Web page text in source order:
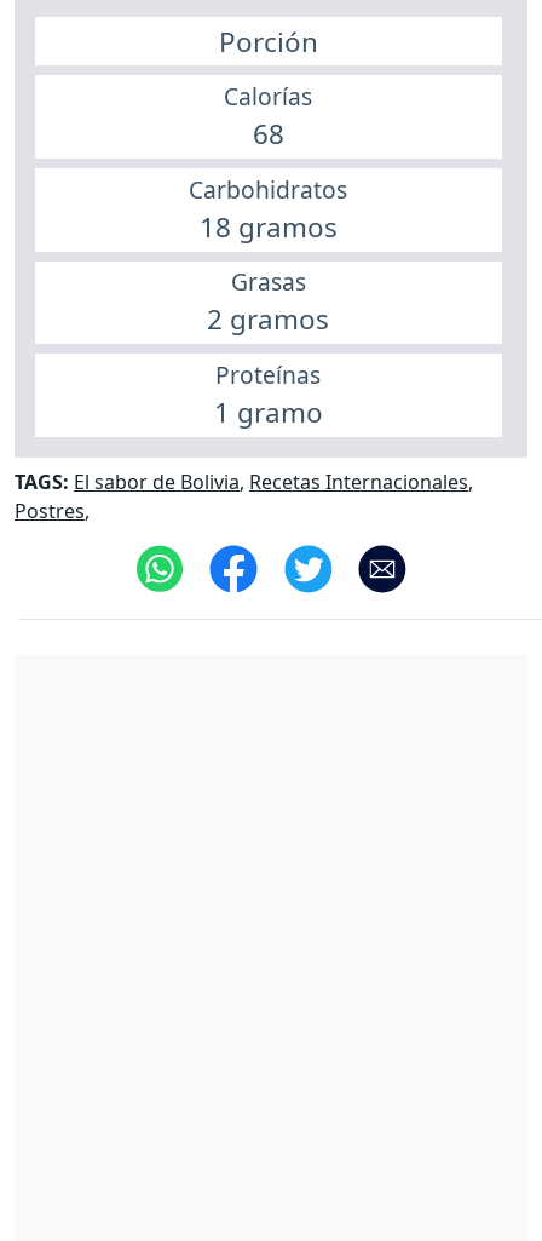
Porción
Calorías
68
Carbohidratos
18 gramos
Grasas
2 gramos
Proteínas
1 gramo
TAGS: El sabor de Bolivia, Recetas Internacionales,
Postres,